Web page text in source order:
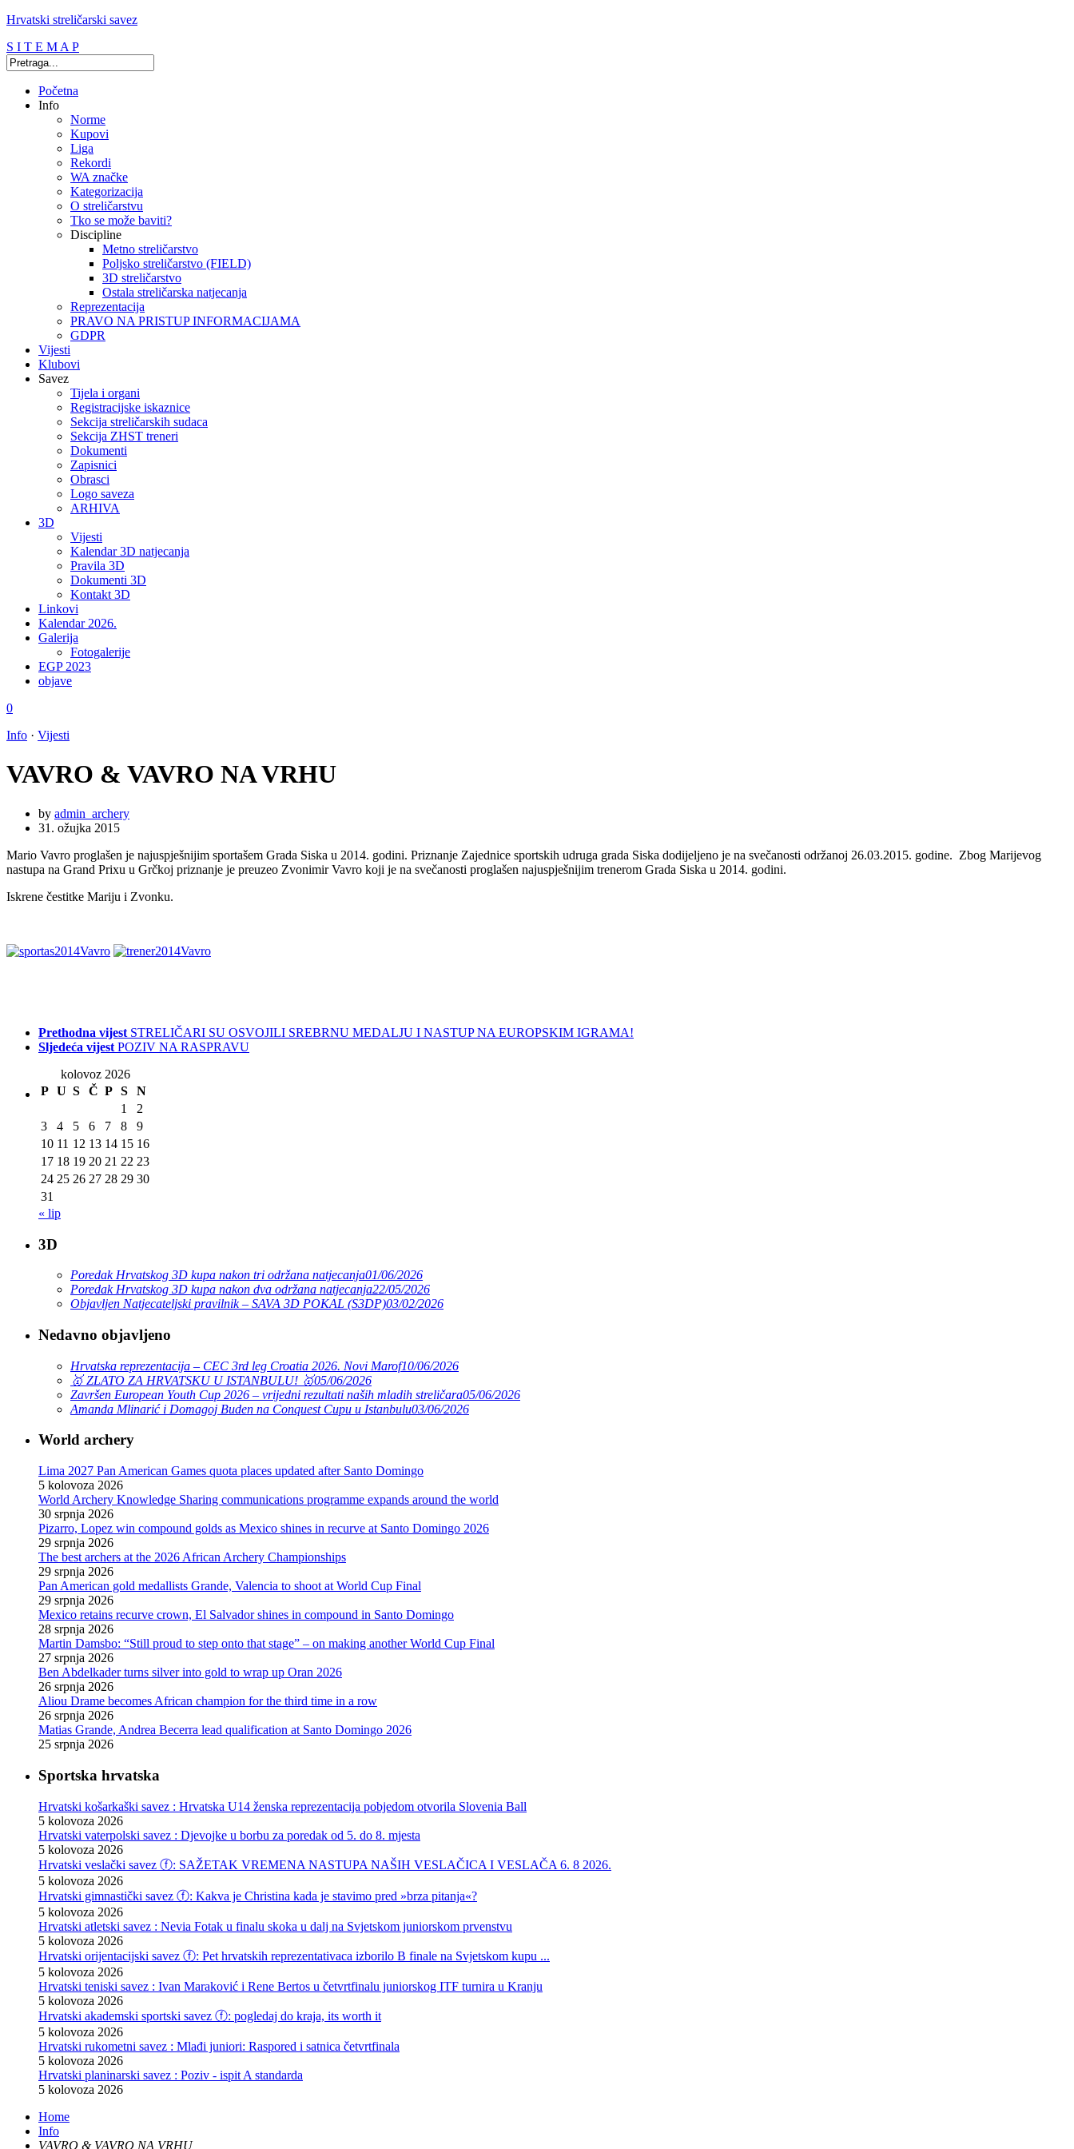
Hrvatski streličarski savez
S I T E M A P
Početna
Info
Norme
Kupovi
Liga
Rekordi
WA značke
Kategorizacija
O streličarstvu
Tko se može baviti?
Discipline
Metno streličarstvo
Poljsko streličarstvo (FIELD)
3D streličarstvo
Ostala streličarska natjecanja
Reprezentacija
PRAVO NA PRISTUP INFORMACIJAMA
GDPR
Vijesti
Klubovi
Savez
Tijela i organi
Registracijske iskaznice
Sekcija streličarskih sudaca
Sekcija ZHST treneri
Dokumenti
Zapisnici
Obrasci
Logo saveza
ARHIVA
3D
Vijesti
Kalendar 3D natjecanja
Pravila 3D
Dokumenti 3D
Kontakt 3D
Linkovi
Kalendar 2026.
Galerija
Fotogalerije
EGP 2023
objave
0
Info · Vijesti
VAVRO & VAVRO NA VRHU
by admin_archery
31. ožujka 2015
Mario Vavro proglašen je najuspješnijim sportašem Grada Siska u 2014. godini. Priznanje Zajednice sportskih udruga grada Siska dodijeljeno je na svečanosti održanoj 26.03.2015. godine. Zbog Marijevog
nastupa na Grand Prixu u Grčkoj priznanje je preuzeo Zvonimir Vavro koji je na svečanosti proglašen najuspješnijim trenerom Grada Siska u 2014. godini.
Iskrene čestitke Mariju i Zvonku.
Prethodna vijest STRELIČARI SU OSVOJILI SREBRNU MEDALJU I NASTUP NA EUROPSKIM IGRAMA!
Sljedeća vijest POZIV NA RASPRAVU
kolovoz 2026
P U S Č P S
N
1
2
3
4 5 6 7 8
9
10 11 12 13 14 15 16
17 18 19 20 21 22 23
24 25 26 27 28 29 30
31
« lip
3D
Poredak Hrvatskog 3D kupa nakon tri održana natjecanja01/06/2026
Poredak Hrvatskog 3D kupa nakon dva održana natjecanja22/05/2026
Objavljen Natjecateljski pravilnik – SAVA 3D POKAL (S3DP)03/02/2026
Nedavno objavljeno
Hrvatska reprezentacija – CEC 3rd leg Croatia 2026. Novi Marof10/06/2026
🥇 ZLATO ZA HRVATSKU U ISTANBULU! 🥇05/06/2026
Završen European Youth Cup 2026 – vrijedni rezultati naših mladih streličara05/06/2026
Amanda Mlinarić i Domagoj Buden na Conquest Cupu u Istanbulu03/06/2026
World archery
Lima 2027 Pan American Games quota places updated after Santo Domingo
5 kolovoza 2026
World Archery Knowledge Sharing communications programme expands around the world
30 srpnja 2026
Pizarro, Lopez win compound golds as Mexico shines in recurve at Santo Domingo 2026
29 srpnja 2026
The best archers at the 2026 African Archery Championships
29 srpnja 2026
Pan American gold medallists Grande, Valencia to shoot at World Cup Final
29 srpnja 2026
Mexico retains recurve crown, El Salvador shines in compound in Santo Domingo
28 srpnja 2026
Martin Damsbo: “Still proud to step onto that stage” – on making another World Cup Final
27 srpnja 2026
Ben Abdelkader turns silver into gold to wrap up Oran 2026
26 srpnja 2026
Aliou Drame becomes African champion for the third time in a row
26 srpnja 2026
Matias Grande, Andrea Becerra lead qualification at Santo Domingo 2026
25 srpnja 2026
Sportska hrvatska
Hrvatski košarkaški savez : Hrvatska U14 ženska reprezentacija pobjedom otvorila Slovenia Ball
5 kolovoza 2026
Hrvatski vaterpolski savez : Djevojke u borbu za poredak od 5. do 8. mjesta
5 kolovoza 2026
Hrvatski veslački savez ⓕ: SAŽETAK VREMENA NASTUPA NAŠIH VESLAČICA I VESLAČA 6. 8 2026.
5 kolovoza 2026
Hrvatski gimnastički savez ⓕ: Kakva je Christina kada je stavimo pred »brza pitanja«?
5 kolovoza 2026
Hrvatski atletski savez : Nevia Fotak u finalu skoka u dalj na Svjetskom juniorskom prvenstvu
5 kolovoza 2026
Hrvatski orijentacijski savez ⓕ: Pet hrvatskih reprezentativaca izborilo B finale na Svjetskom kupu ...
5 kolovoza 2026
Hrvatski teniski savez : Ivan Maraković i Rene Bertos u četvrtfinalu juniorskog ITF turnira u Kranju
5 kolovoza 2026
Hrvatski akademski sportski savez ⓕ: pogledaj do kraja, its worth it
5 kolovoza 2026
Hrvatski rukometni savez : Mlađi juniori: Raspored i satnica četvrtfinala
5 kolovoza 2026
Hrvatski planinarski savez : Poziv - ispit A standarda
5 kolovoza 2026
Home
Info
VAVRO & VAVRO NA VRHU